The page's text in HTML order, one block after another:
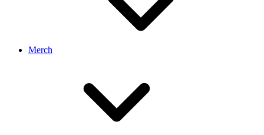
Merch